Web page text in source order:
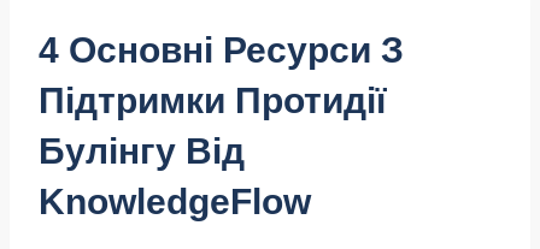
4 Основні Ресурси З
Підтримки Протидії
Булінгу Від
KnowledgeFlow